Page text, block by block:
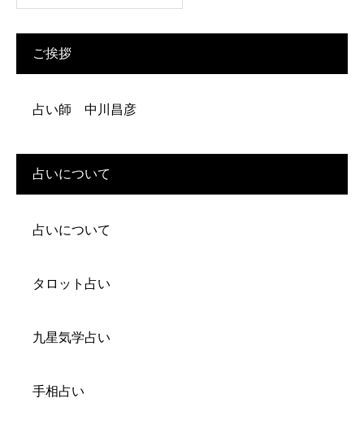
ご挨拶
占い師 中川昌彦
占いについて
占いについて
タロット占い
九星気学占い
手相占い